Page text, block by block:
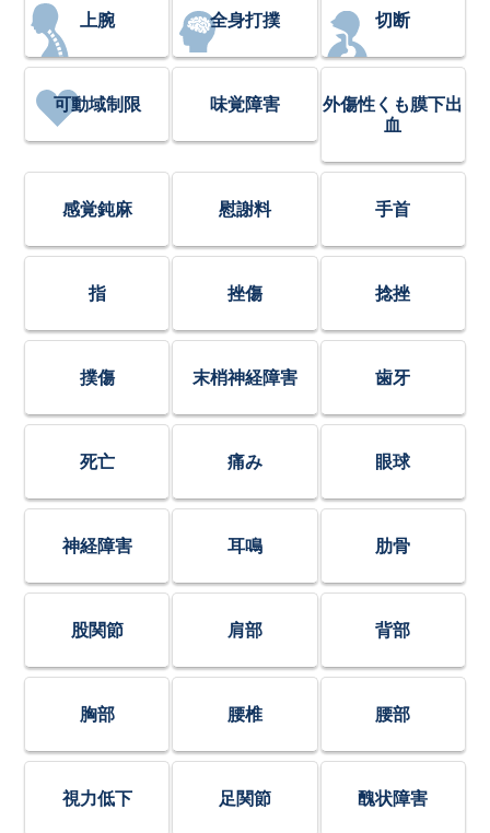
上腕 全身打撲 切断
可動域制限 味覚障害
外傷性くも膜下出
血
感覚鈍麻 慰謝料 手首
指 挫傷 捻挫
撲傷 末梢神経障害 歯牙
死亡 痛み 眼球
神経障害 耳鳴 肋骨
股関節 肩部 背部
胸部 腰椎 腰部
視力低下 足関節 醜状障害